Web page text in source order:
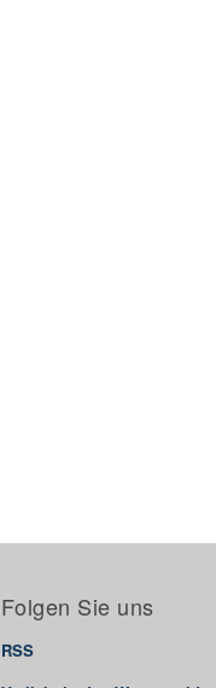
Folgen Sie uns
RSS